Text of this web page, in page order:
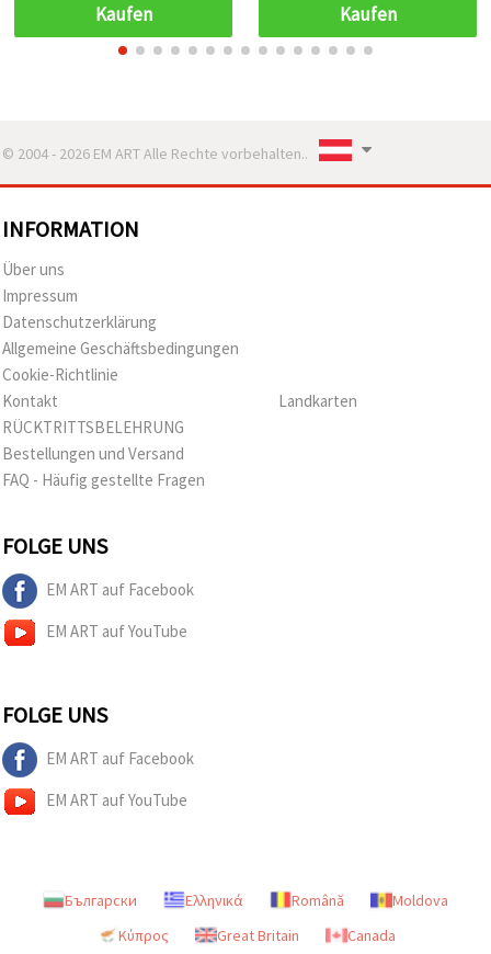
Kaufen Kaufen
© 2004 - 2026 EM ART Alle Rechte vorbehalten..
INFORMATION
Über uns
Impressum
Datenschutzerklärung
Allgemeine Geschäftsbedingungen
Cookie-Richtlinie
Kontakt
RÜCKTRITTSBELEHRUNG
Bestellungen und Versand
FAQ - Häufig gestellte Fragen
Landkarten
FOLGE UNS
EM ART auf Facebook
EM ART auf YouTube
FOLGE UNS
EM ART auf Facebook
EM ART auf YouTube
Български Ελληνικά Română
Moldova
Κύπρος
Great Britain Canada